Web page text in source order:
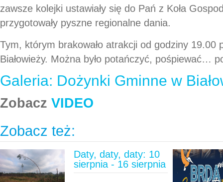
zawsze kolejki ustawiały się do Pań z Koła
przygotowały pyszne regionalne dania.
Tym, którym brakowało atrakcji od godziny 19.00
Białowieży. Można było potańczyć, pośpiewać…
Galeria: Dożynki Gminne w
Zobacz VIDEO
Zobacz też:
Daty, daty, daty: 10
sierpnia - 16 sierpnia